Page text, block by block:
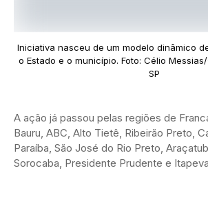
Iniciativa nasceu de um modelo dinâmico
o Estado e o município. Foto: Célio
SP
A ação já passou pelas regiões de
Bauru, ABC, Alto Tietê, Ribeirão Preto,
Paraíba, São José do Rio Preto,
Sorocaba, Presidente Prudente e